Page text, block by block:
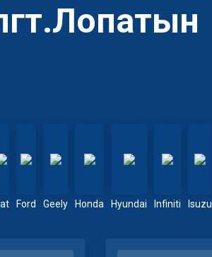
Ford Geely Honda Hyundai Infiniti Isuzu